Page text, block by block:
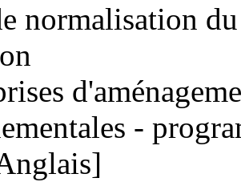
normalisation
-